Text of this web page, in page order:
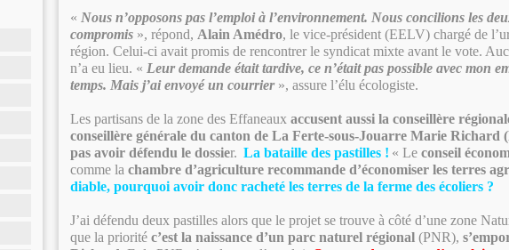
« Nous n’opposons pas l’emploi à l’environnement. Nous concilions les
compromis », répond, Alain Amédro, le vice-président (EELV) chargé de
région. Celui-ci avait promis de rencontrer le syndicat mixte avant le vote.
n’a eu lieu. « Leur demande était tardive, ce n’était pas possible avec mon
temps. Mais j’ai envoyé un courrier», assure l’élu écologiste.
Les partisans de la zone des Effaneaux accusent aussi la conseillère
conseillère générale du canton de La Ferte-sous-Jouarre Marie Richard
pas avoir défendu le dossier. La bataille des pastilles ! « Le conseil
comme la chambre d’agriculture recommande d’économiser les terres
diable, pourquoi avoir donc racheté les terres de la ferme des écoliers ?
J’ai défendu deux pastilles alors que le projet se trouve à côté d’une zone
que la priorité c’est la naissance d’un parc naturel régional (PNR),